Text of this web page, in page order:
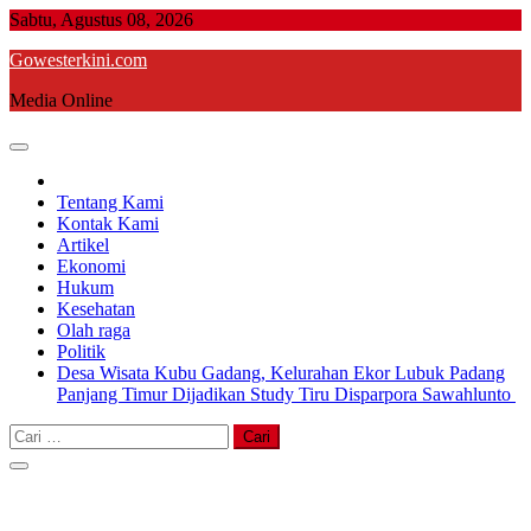
Skip
content
Sabtu, Agustus 08, 2026
Gowesterkini.com
Media Online
Tentang Kami
Kontak Kami
Artikel
Ekonomi
Hukum
Kesehatan
Olah raga
Politik
Desa Wisata Kubu Gadang, Kelurahan Ekor Lubuk Padang
Panjang Timur Dijadikan Study Tiru Disparpora Sawahlunto
Cari
untuk: